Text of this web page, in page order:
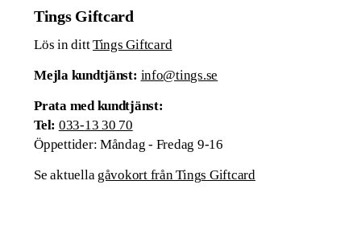
Tings Giftcard
Lös in dittTings Giftcard
Mejla kundtjänst: info@tings.se
Prata med kundtjänst:
Tel: 033-13 30 70
Öppettider: Måndag - Fredag 9-16
Se aktuella gåvokort från Tings Giftcard